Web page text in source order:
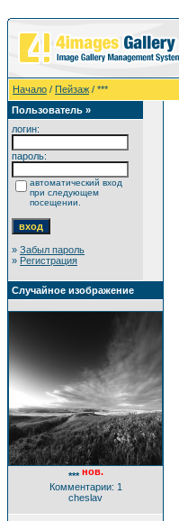
Начало / Пейзаж / ***
Пользователь »
логин:
пароль:
автоматический вход
при следующем
посещении.
» Забыл пароль
» Регистрация
Случайное изображение
*** нов.
Комментарии: 1
cheslav